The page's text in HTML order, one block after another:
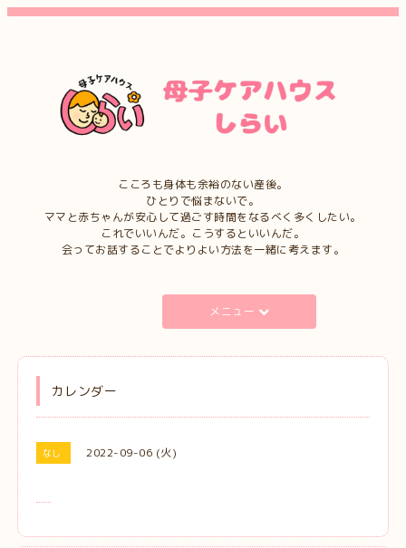
こころも身体も余裕のない産後。
ひとりで悩まないで。
ママと赤ちゃんが安心して過ごす時間をなるべく多くしたい。
これでいいんだ。こうするといいんだ。
会ってお話することでよりよい方法を一緒に考えます。
メニュー
カレンダー
なし 2022-09-06 (火)